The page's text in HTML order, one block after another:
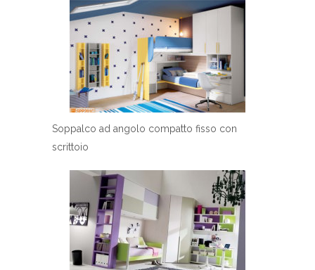
Soppalco ad angolo compatto fisso con
scrittoio